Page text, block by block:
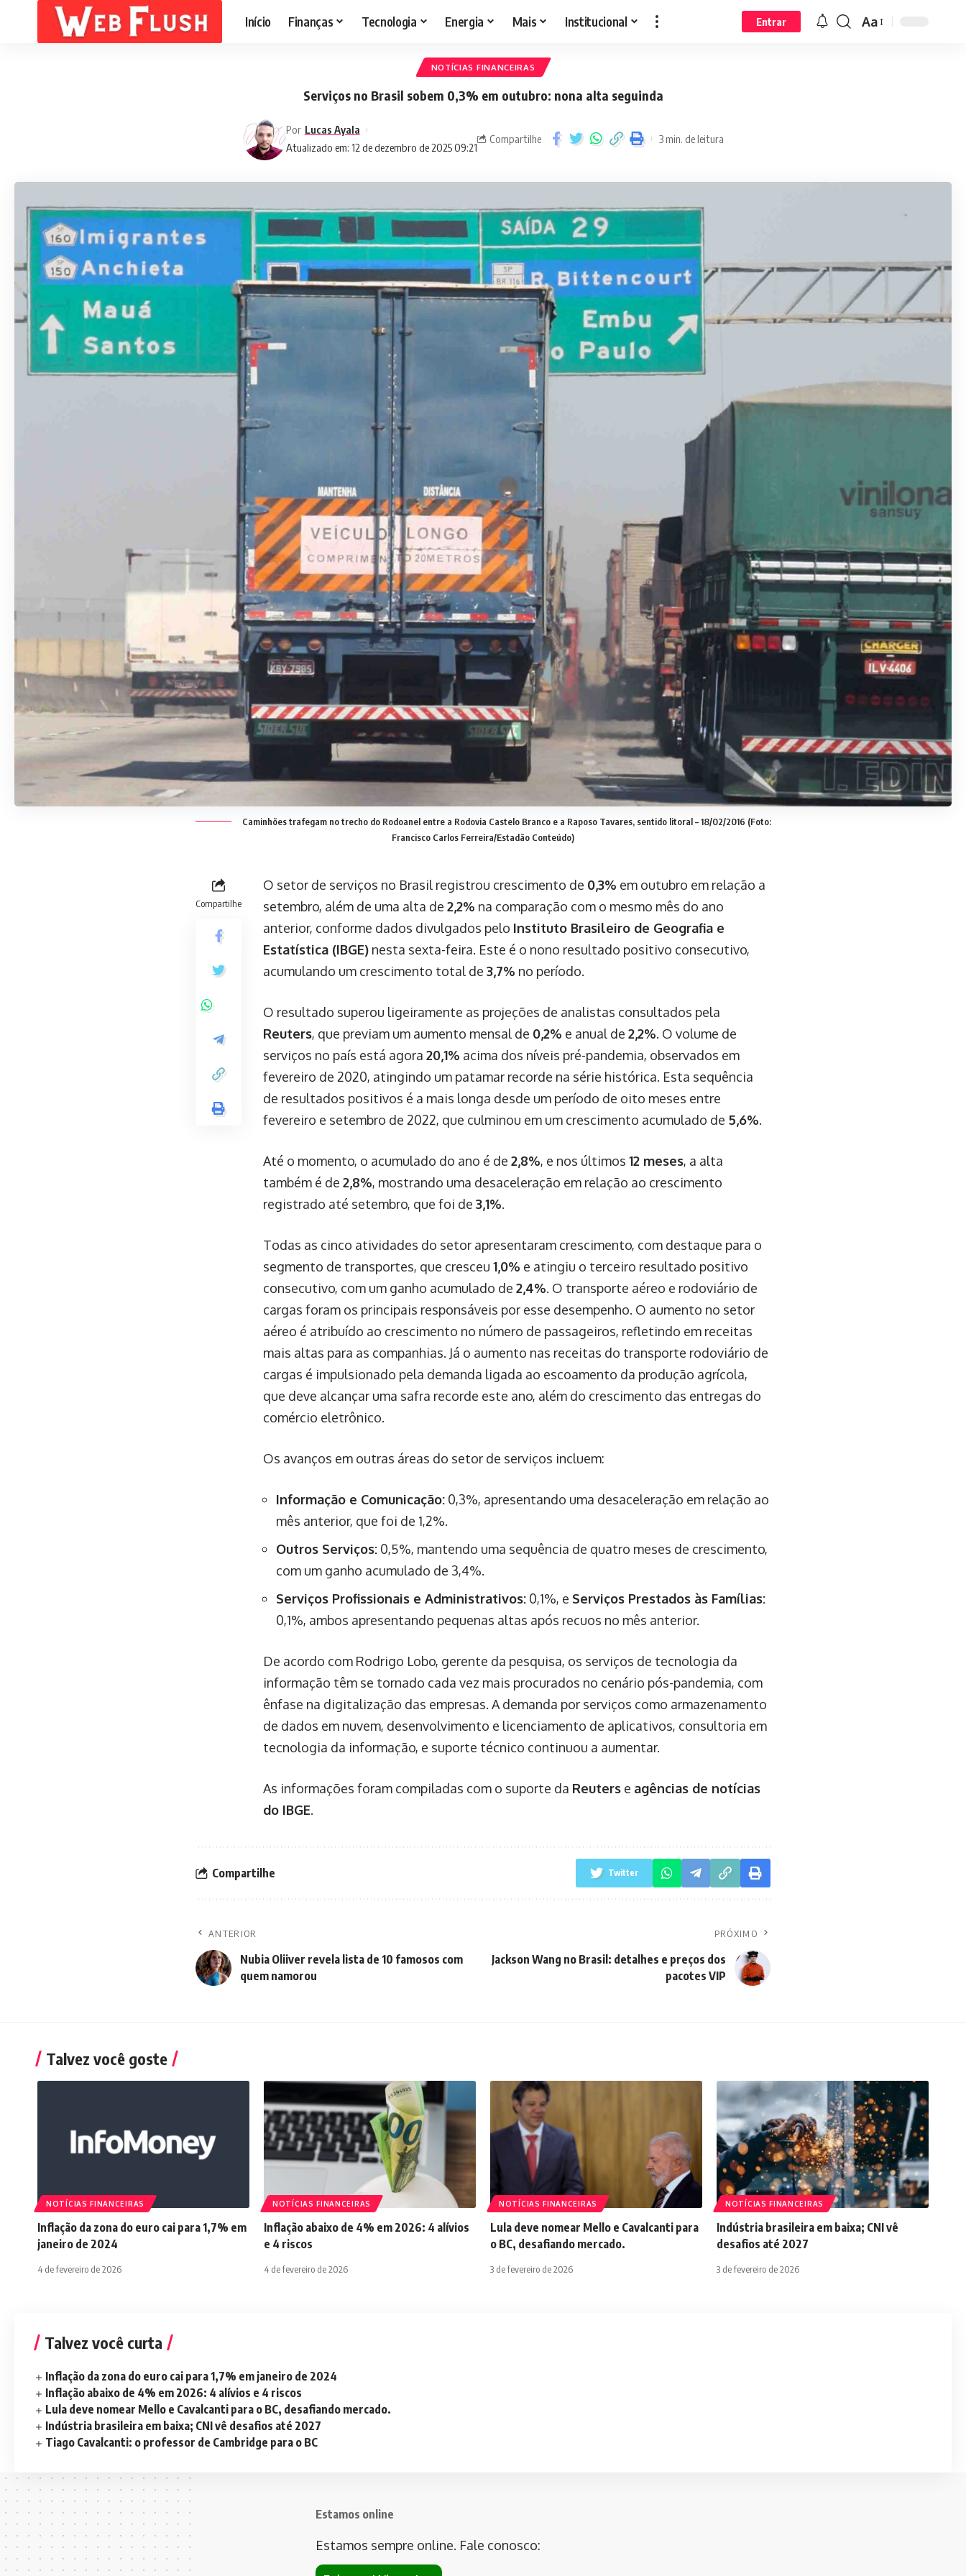
Início Finanças Tecnologia Energia Mais Institucional Entrar Aa
NOTÍCIAS FINANCEIRAS
Serviços no Brasil sobem 0,3% em outubro: nona alta seguinda
Atualizado em: 12 de dezembro de 2025 09:21
Por Lucas Ayala
Compartilhe 3 min. de leitura
Caminhões trafegam no trecho do Rodoanel entre a Rodovia Castelo Branco e a Raposo Tavares, sentido litoral – 18/02/2016 (Foto:
Francisco Carlos Ferreira/Estadão Conteúdo)
Compartilhe
O setor de serviços no Brasil registrou crescimento de 0,3% em outubro em relação a
setembro, além de uma alta de 2,2% na comparação com o mesmo mês do ano
anterior, conforme dados divulgados pelo Instituto Brasileiro de Geografia e
Estatística (IBGE) nesta sexta-feira. Este é o nono resultado positivo consecutivo,
acumulando um crescimento total de 3,7% no período.
O resultado superou ligeiramente as projeções de analistas consultados pela
Reuters, que previam um aumento mensal de 0,2% e anual de 2,2%. O volume de
serviços no país está agora 20,1% acima dos níveis pré-pandemia, observados em
fevereiro de 2020, atingindo um patamar recorde na série histórica. Esta sequência
de resultados positivos é a mais longa desde um período de oito meses entre
fevereiro e setembro de 2022, que culminou em um crescimento acumulado de 5,6%.
Até o momento, o acumulado do ano é de 2,8%, e nos últimos 12 meses, a alta
também é de 2,8%, mostrando uma desaceleração em relação ao crescimento
registrado até setembro, que foi de 3,1%.
Todas as cinco atividades do setor apresentaram crescimento, com destaque para o
segmento de transportes, que cresceu 1,0% e atingiu o terceiro resultado positivo
consecutivo, com um ganho acumulado de 2,4%. O transporte aéreo e rodoviário de
cargas foram os principais responsáveis por esse desempenho. O aumento no setor
aéreo é atribuído ao crescimento no número de passageiros, refletindo em receitas
mais altas para as companhias. Já o aumento nas receitas do transporte rodoviário de
cargas é impulsionado pela demanda ligada ao escoamento da produção agrícola,
que deve alcançar uma safra recorde este ano, além do crescimento das entregas do
comércio eletrônico.
Os avanços em outras áreas do setor de serviços incluem:
Informação e Comunicação: 0,3%, apresentando uma desaceleração em relação ao
mês anterior, que foi de 1,2%.
Outros Serviços: 0,5%, mantendo uma sequência de quatro meses de crescimento,
com um ganho acumulado de 3,4%.
Serviços Profissionais e Administrativos: 0,1%, e Serviços Prestados às Famílias:
0,1%, ambos apresentando pequenas altas após recuos no mês anterior.
De acordo com Rodrigo Lobo, gerente da pesquisa, os serviços de tecnologia da
informação têm se tornado cada vez mais procurados no cenário pós-pandemia, com
ênfase na digitalização das empresas. A demanda por serviços como armazenamento
de dados em nuvem, desenvolvimento e licenciamento de aplicativos, consultoria em
tecnologia da informação, e suporte técnico continuou a aumentar.
As informações foram compiladas com o suporte da Reuters e agências de notícias
do IBGE.
Compartilhe Twitter
ANTERIOR
Nubia Oliiver revela lista de 10 famosos com
quem namorou
PRÓXIMO
Jackson Wang no Brasil: detalhes e preços dos
pacotes VIP
Talvez você goste
NOTÍCIAS FINANCEIRAS
Inflação da zona do euro cai para 1,7% em
janeiro de 2024
4 de fevereiro de 2026
NOTÍCIAS FINANCEIRAS
Inflação abaixo de 4% em 2026: 4 alívios
e 4 riscos
4 de fevereiro de 2026
NOTÍCIAS FINANCEIRAS
Lula deve nomear Mello e Cavalcanti para
o BC, desafiando mercado.
3 de fevereiro de 2026
NOTÍCIAS FINANCEIRAS
Indústria brasileira em baixa; CNI vê
desafios até 2027
3 de fevereiro de 2026
Talvez você curta
Inflação da zona do euro cai para 1,7% em janeiro de 2024
Inflação abaixo de 4% em 2026: 4 alívios e 4 riscos
Lula deve nomear Mello e Cavalcanti para o BC, desafiando mercado.
Indústria brasileira em baixa; CNI vê desafios até 2027
Tiago Cavalcanti: o professor de Cambridge para o BC
Estamos online
Estamos sempre online. Fale conosco: